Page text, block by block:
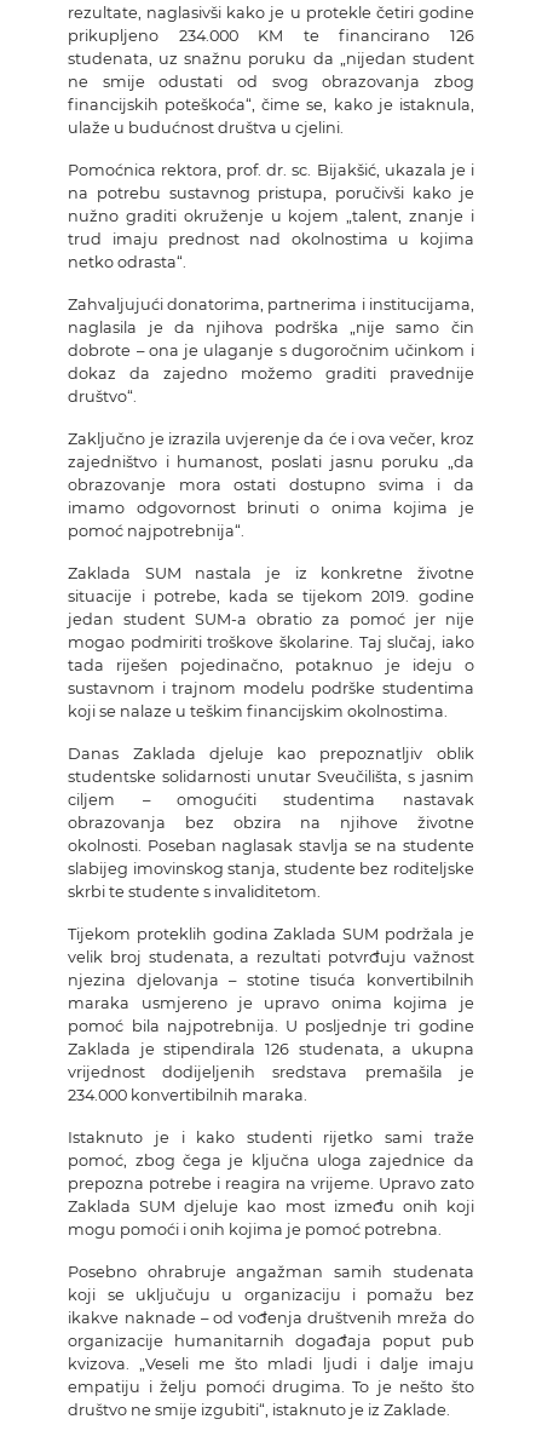
rezultate, naglasivši kako je u protekle četiri godine
prikupljeno 234.000 KM te financirano 126
studenata, uz snažnu poruku da „nijedan student
ne smije odustati od svog obrazovanja zbog
financijskih poteškoća“, čime se, kako je istaknula,
ulaže u budućnost društva u cjelini.
Pomoćnica rektora, prof. dr. sc. Bijakšić, ukazala je i
na potrebu sustavnog pristupa, poručivši kako je
nužno graditi okruženje u kojem „talent, znanje i
trud imaju prednost nad okolnostima u kojima
netko odrasta“.
Zahvaljujući donatorima, partnerima i institucijama,
naglasila je da njihova podrška „nije samo čin
dobrote – ona je ulaganje s dugoročnim učinkom i
dokaz da zajedno možemo graditi pravednije
društvo“.
Zaključno je izrazila uvjerenje da će i ova večer, kroz
zajedništvo i humanost, poslati jasnu poruku „da
obrazovanje mora ostati dostupno svima i da
imamo odgovornost brinuti o onima kojima je
pomoć najpotrebnija“.
Zaklada SUM nastala je iz konkretne životne
situacije i potrebe, kada se tijekom 2019. godine
jedan student SUM-a obratio za pomoć jer nije
mogao podmiriti troškove školarine. Taj slučaj, iako
tada riješen pojedinačno, potaknuo je ideju o
sustavnom i trajnom modelu podrške studentima
koji se nalaze u teškim financijskim okolnostima.
Danas Zaklada djeluje kao prepoznatljiv oblik
studentske solidarnosti unutar Sveučilišta, s jasnim
ciljem – omogućiti studentima nastavak
obrazovanja bez obzira na njihove životne
okolnosti. Poseban naglasak stavlja se na studente
slabijeg imovinskog stanja, studente bez roditeljske
skrbi te studente s invaliditetom.
Tijekom proteklih godina Zaklada SUM podržala je
velik broj studenata, a rezultati potvrđuju važnost
njezina djelovanja – stotine tisuća konvertibilnih
maraka usmjereno je upravo onima kojima je
pomoć bila najpotrebnija. U posljednje tri godine
Zaklada je stipendirala 126 studenata, a ukupna
vrijednost dodijeljenih sredstava premašila je
234.000 konvertibilnih maraka.
Istaknuto je i kako studenti rijetko sami traže
pomoć, zbog čega je ključna uloga zajednice da
prepozna potrebe i reagira na vrijeme. Upravo zato
Zaklada SUM djeluje kao most između onih koji
mogu pomoći i onih kojima je pomoć potrebna.
Posebno ohrabruje angažman samih studenata
koji se uključuju u organizaciju i pomažu bez
ikakve naknade – od vođenja društvenih mreža do
organizacije humanitarnih događaja poput pub
kvizova. „Veseli me što mladi ljudi i dalje imaju
empatiju i želju pomoći drugima. To je nešto što
društvo ne smije izgubiti“, istaknuto je iz Zaklade.